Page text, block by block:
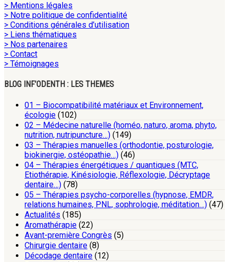
> Mentions légales
> Notre politique de confidentialité
> Conditions générales d’utilisation
> Liens thématiques
> Nos partenaires
> Contact
> Témoignages
BLOG INF’ODENTH : LES THEMES
01 – Biocompatibilité matériaux et Environnement,
écologie (102)
02 – Médecine naturelle (homéo, naturo, aroma, phyto,
nutrition, nutripuncture…) (149)
03 – Thérapies manuelles (orthodontie, posturologie,
biokinergie, ostéopathie…) (46)
04 – Thérapies énergétiques / quantiques (MTC,
Etiothérapie, Kinésiologie, Réflexologie, Décryptage
dentaire…) (78)
05 – Thérapies psycho-corporelles (hypnose, EMDR,
relations humaines, PNL, sophrologie, méditation…) (47)
Actualités (185)
Aromathérapie (22)
Avant-première Congrès (5)
Chirurgie dentaire (8)
Décodage dentaire (12)